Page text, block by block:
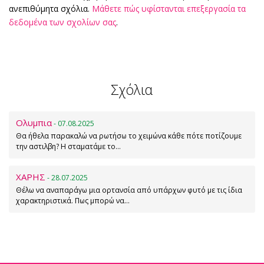
ανεπιθύμητα σχόλια. Μάθετε πώς υφίστανται επεξεργασία τα
δεδομένα των σχολίων σας.
Σχόλια
Ολυμπια- 07.08.2025
Θα ήθελα παρακαλώ να ρωτήσω το χειμώνα κάθε πότε ποτίζουμε
την αστιλβη? Η σταματάμε το…
ΧΑΡΗΣ - 28.07.2025
Θέλω να αναπαράγω μια ορτανσία από υπάρχων φυτό με τις ίδια
χαρακτηριστικά. Πως μπορώ να…